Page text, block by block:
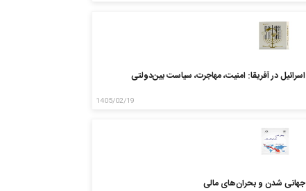
اسرائیل در آفریقا: امنیت، مهاجرت، سیاست بین‌دولتی
1405/02/19
جهانی شدن و بحران‌های مالی